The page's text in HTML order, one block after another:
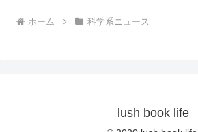
ホーム 科学系ニュース
lush book life